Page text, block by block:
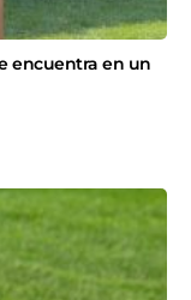
encuentra en un